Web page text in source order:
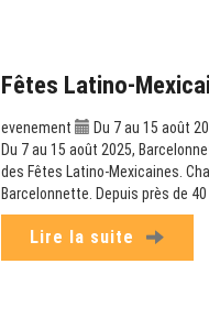
Fêtes Latino-
evenement
Du 7 au 15 août
Du 7 au 15 août 2025,
des Fêtes Latino-Mexicaines.
Barcelonnette. Depuis près de
Lire la suite